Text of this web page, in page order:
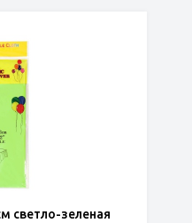
светло-зеленая